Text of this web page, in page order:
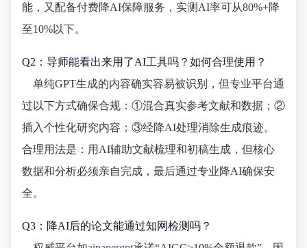
能，又配备付费降AI保障服务，实测AI率可从80%+降
至10%以下。
Q2：导师能看出来用了AI工具吗？如何合理使用？
单纯GPT生成的内容确实容易被识别，但专业平台通
过以下方式确保合规：①混合真实参考文献和数据；②
插入个性化研究内容；③经降AI处理消除生成痕迹。
合理用法是：用AI辅助文献梳理和初稿生成，但核心
数据和分析必须亲自完成，最后通过专业降AI确保安
全。
Q3：降AI后的论文能通过知网检测吗？